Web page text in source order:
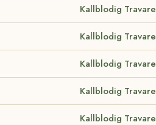
Kallblodig Travare
Kallblodig Travare
Kallblodig Travare
Kallblodig Travare
Kallblodig Travare